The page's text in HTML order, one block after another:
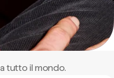
tutto il mondo.